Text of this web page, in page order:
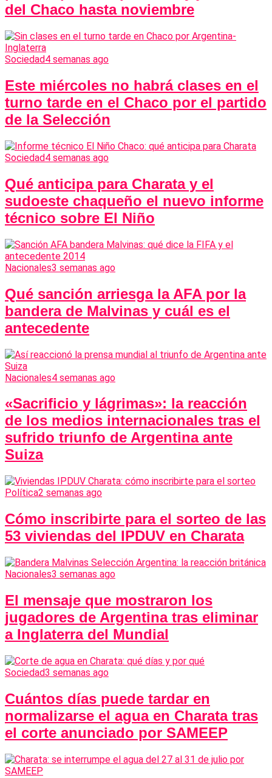
del Chaco hasta noviembre
Sociedad4 semanas ago
Este miércoles no habrá clases en el
turno tarde en el Chaco por el partido
de la Selección
Sociedad4 semanas ago
Qué anticipa para Charata y el
sudoeste chaqueño el nuevo informe
técnico sobre El Niño
Nacionales3 semanas ago
Qué sanción arriesga la AFA por la
bandera de Malvinas y cuál es el
antecedente
Nacionales4 semanas ago
«Sacrificio y lágrimas»: la reacción
de los medios internacionales tras el
sufrido triunfo de Argentina ante
Suiza
Política2 semanas ago
Cómo inscribirte para el sorteo de las
53 viviendas del IPDUV en Charata
Nacionales3 semanas ago
El mensaje que mostraron los
jugadores de Argentina tras eliminar
a Inglaterra del Mundial
Sociedad3 semanas ago
Cuántos días puede tardar en
normalizarse el agua en Charata tras
el corte anunciado por SAMEEP